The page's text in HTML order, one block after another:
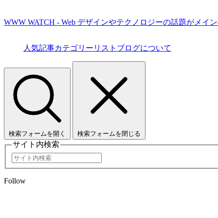
WWW WATCH - Web デザインやテクノロジーの話題がメイ
人気記事カテゴリーリスト ブログについて
検索フォームを開く 検索フォームを閉じる
サイト内検索
Follow